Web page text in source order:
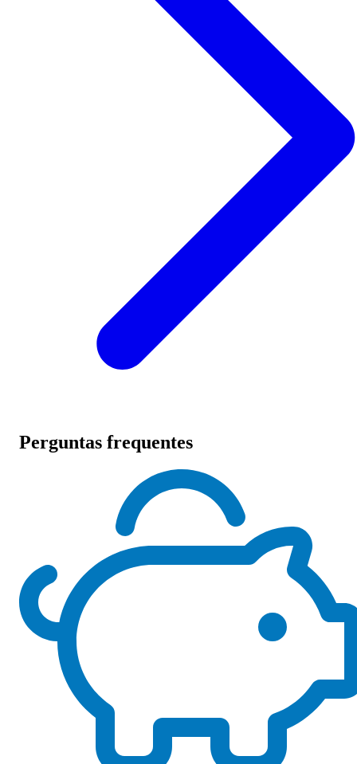
Perguntas frequentes